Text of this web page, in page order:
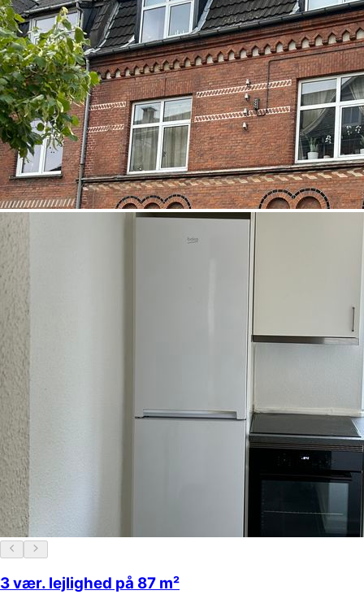
3 vær. lejlighed på 87 m²